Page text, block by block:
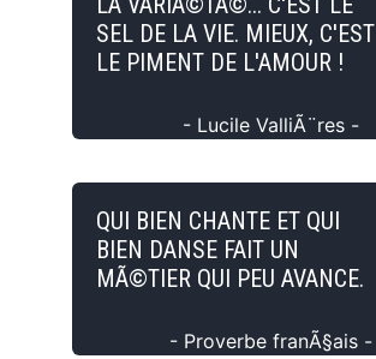
SEL DE LA VIE. MIEUX, C'EST
LE PIMENT DE L'AMOUR !
- Lucile ValliÃ¨res -
QUI BIEN CHANTE ET QUI
BIEN DANSE FAIT UN
MÃ©TIER QUI PEU AVANCE.
- Proverbe franÃ§ais -